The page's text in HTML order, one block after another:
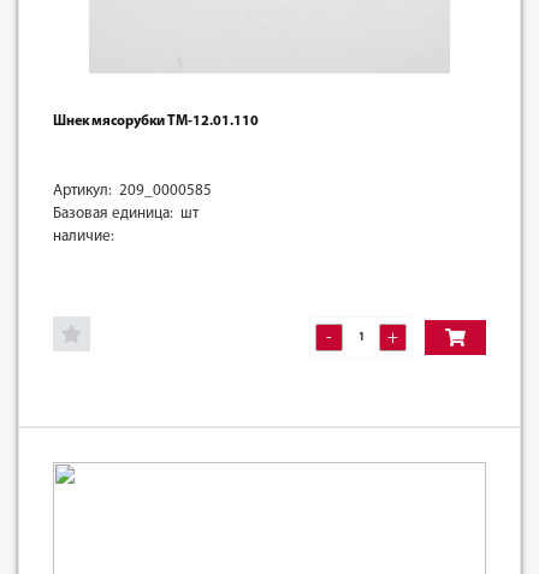
Шнек мясорубки ТМ-12.01.110
Артикул: 209_0000585
Базовая единица: шт
наличие:
- +